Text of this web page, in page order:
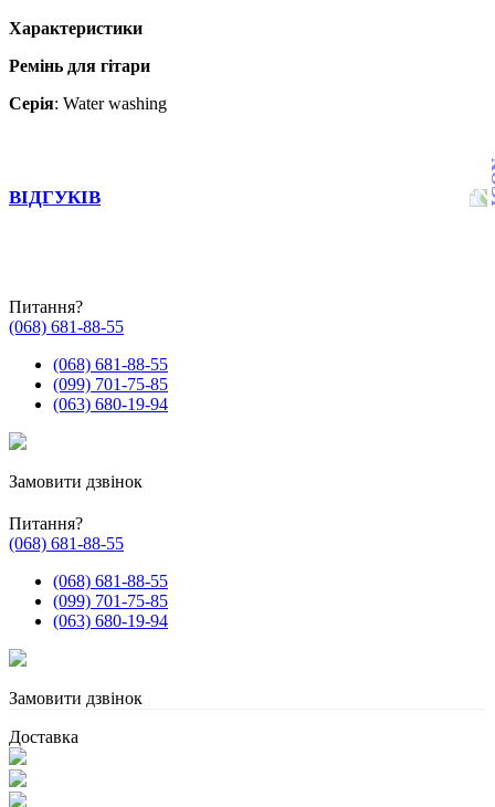
Характеристики
Ремінь для гітари
Серія: Water washing
ВІДГУКІВ
Питання?
(068) 681-88-55
(068) 681-88-55
(099) 701-75-85
(063) 680-19-94
Замовити дзвінок
Питання?
(068) 681-88-55
(068) 681-88-55
(099) 701-75-85
(063) 680-19-94
Замовити дзвінок
Доставка